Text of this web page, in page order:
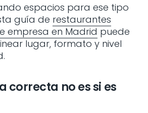
espacios para ese tipo
guía de restaurantes
empresa en Madrid puede
lugar, formato y nivel
correcta no es si es